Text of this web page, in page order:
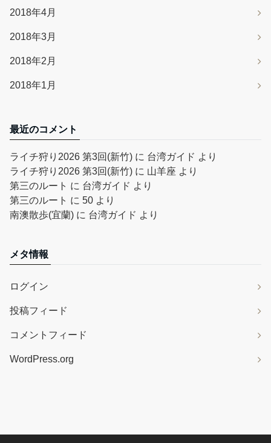
2018年4月
2018年3月
2018年2月
2018年1月
最近のコメント
ライチ狩り2026 第3回(新竹) に 台湾ガイド より
ライチ狩り2026 第3回(新竹) に 山羊座 より
第三のルート に 台湾ガイド より
第三のルート に 50 より
南澳散歩(宜蘭) に 台湾ガイド より
メタ情報
ログイン
投稿フィード
コメントフィード
WordPress.org